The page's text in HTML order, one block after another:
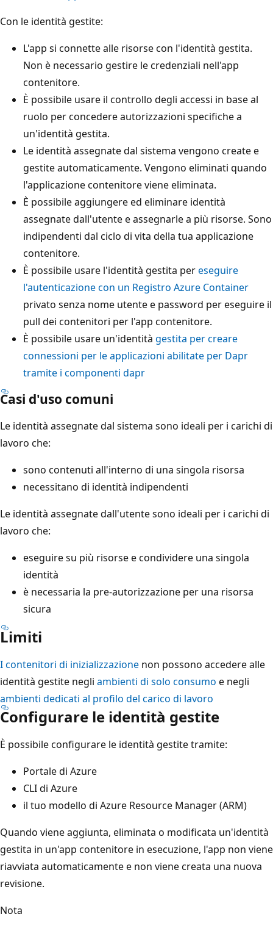
Con le identità gestite:
L'app si connette alle risorse con l'identità gestita.
Non è necessario gestire le credenziali nell'app
contenitore.
È possibile usare il controllo degli accessi in base al
ruolo per concedere autorizzazioni specifiche a
un'identità gestita.
Le identità assegnate dal sistema vengono create e
gestite automaticamente. Vengono eliminati quando
l'applicazione contenitore viene eliminata.
È possibile aggiungere ed eliminare identità
assegnate dall'utente e assegnarle a più risorse. Sono
indipendenti dal ciclo di vita della tua applicazione
contenitore.
È possibile usare l'identità gestita pereseguire
l'autenticazione con un Registro Azure Container
privato senza nome utente e password per eseguire il
pull dei contenitori per l'app contenitore.
È possibile usare un'identità gestita per creare
connessioni per le applicazioni abilitate per Dapr
tramite i componenti dapr
Casi d'uso comuni
Le identità assegnate dal sistema sono ideali per i carichi di
lavoro che:
sono contenuti all'interno di una singola risorsa
necessitano di identità indipendenti
Le identità assegnate dall'utente sono ideali per i carichi di
lavoro che:
eseguire su più risorse e condividere una singola
identità
è necessaria la pre-autorizzazione per una risorsa
sicura
Limiti
I contenitori di inizializzazione non possono accedere alle
identità gestite negli ambienti di solo consumo e negli
ambienti dedicati al profilo del carico di lavoro
Configurare le identità gestite
È possibile configurare le identità gestite tramite:
Portale di Azure
CLI di Azure
il tuo modello di Azure Resource Manager (ARM)
Quando viene aggiunta, eliminata o modificata un'identità
gestita in un'app contenitore in esecuzione, l'app non viene
riavviata automaticamente e non viene creata una nuova
revisione.
Nota